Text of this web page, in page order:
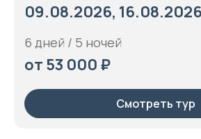
09.08.2026,
6 дней / 5 ночей
от 53 000 ₽
Смотреть тур